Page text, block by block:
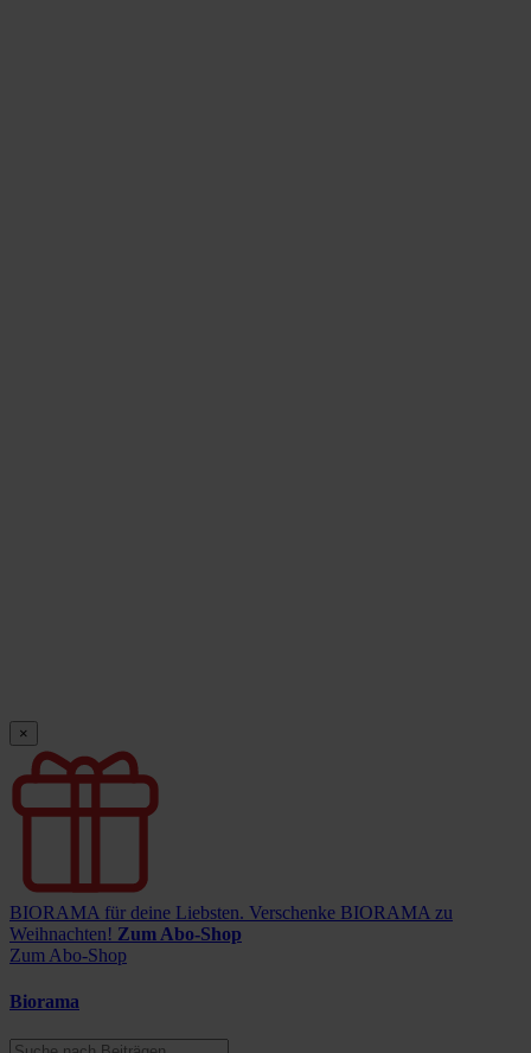
×
BIORAMA für deine Liebsten. Verschenke BIORAMA zu
Weihnachten! Zum Abo-Shop
Zum Abo-Shop
Biorama